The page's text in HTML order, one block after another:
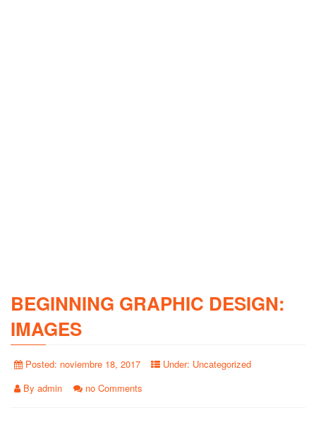
BEGINNING GRAPHIC DESIGN:
IMAGES
Posted: noviembre 18, 2017 Under: Uncategorized
By admin no Comments